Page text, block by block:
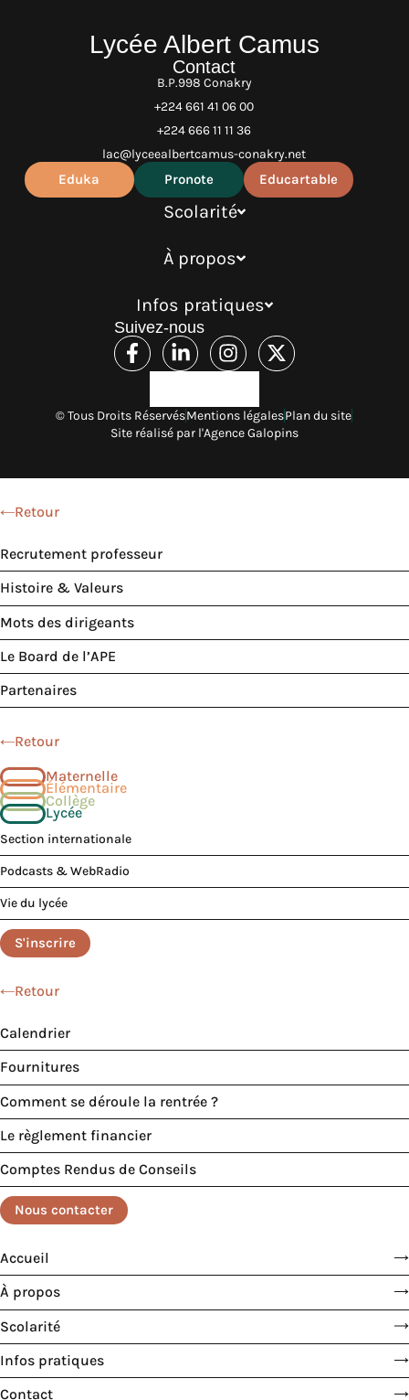
Lycée Albert Camus
Contact
B.P.998 Conakry
+224 661 41 06 00
+224 666 11 11 36
lac@lyceealbertcamus-conakry.net
Eduka Pronote Educartable
Scolarité
À propos
Infos pratiques
Suivez-nous
© Tous Droits RéservésMentions légalesPlan du site
Site réalisé par l'Agence Galopins
Retour
Recrutement professeur
Histoire & Valeurs
Mots des dirigeants
Le Board de l’APE
Partenaires
Retour
Maternelle
Élémentaire
Collège
Lycée
Section internationale
Podcasts & WebRadio
Vie du lycée
S'inscrire
Retour
Calendrier
Fournitures
Comment se déroule la rentrée ?
Le règlement financier
Comptes Rendus de Conseils
Nous contacter
Accueil
À propos
Scolarité
Infos pratiques
Contact